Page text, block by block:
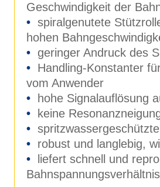
Geschwindigkeit der
• spiralgenutete
hohen
• geringer Andruck des
• Handling-Konstanter
vom Anwender
•
hohe Signalauflösung
•
keine
•
• robust und langlebig,
•
liefert schnell und